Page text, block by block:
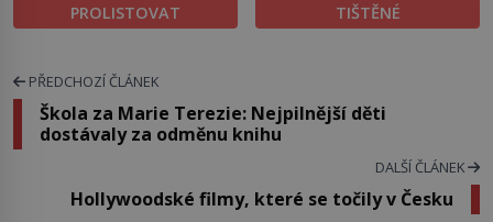
PROLISTOVAT
TIŠTĚNÉ
PŘEDCHOZÍ ČLÁNEK
Škola za Marie Terezie: Nejpilnější děti
dostávaly za odměnu knihu
DALŠÍ ČLÁNEK
Hollywoodské filmy, které se točily v Česku